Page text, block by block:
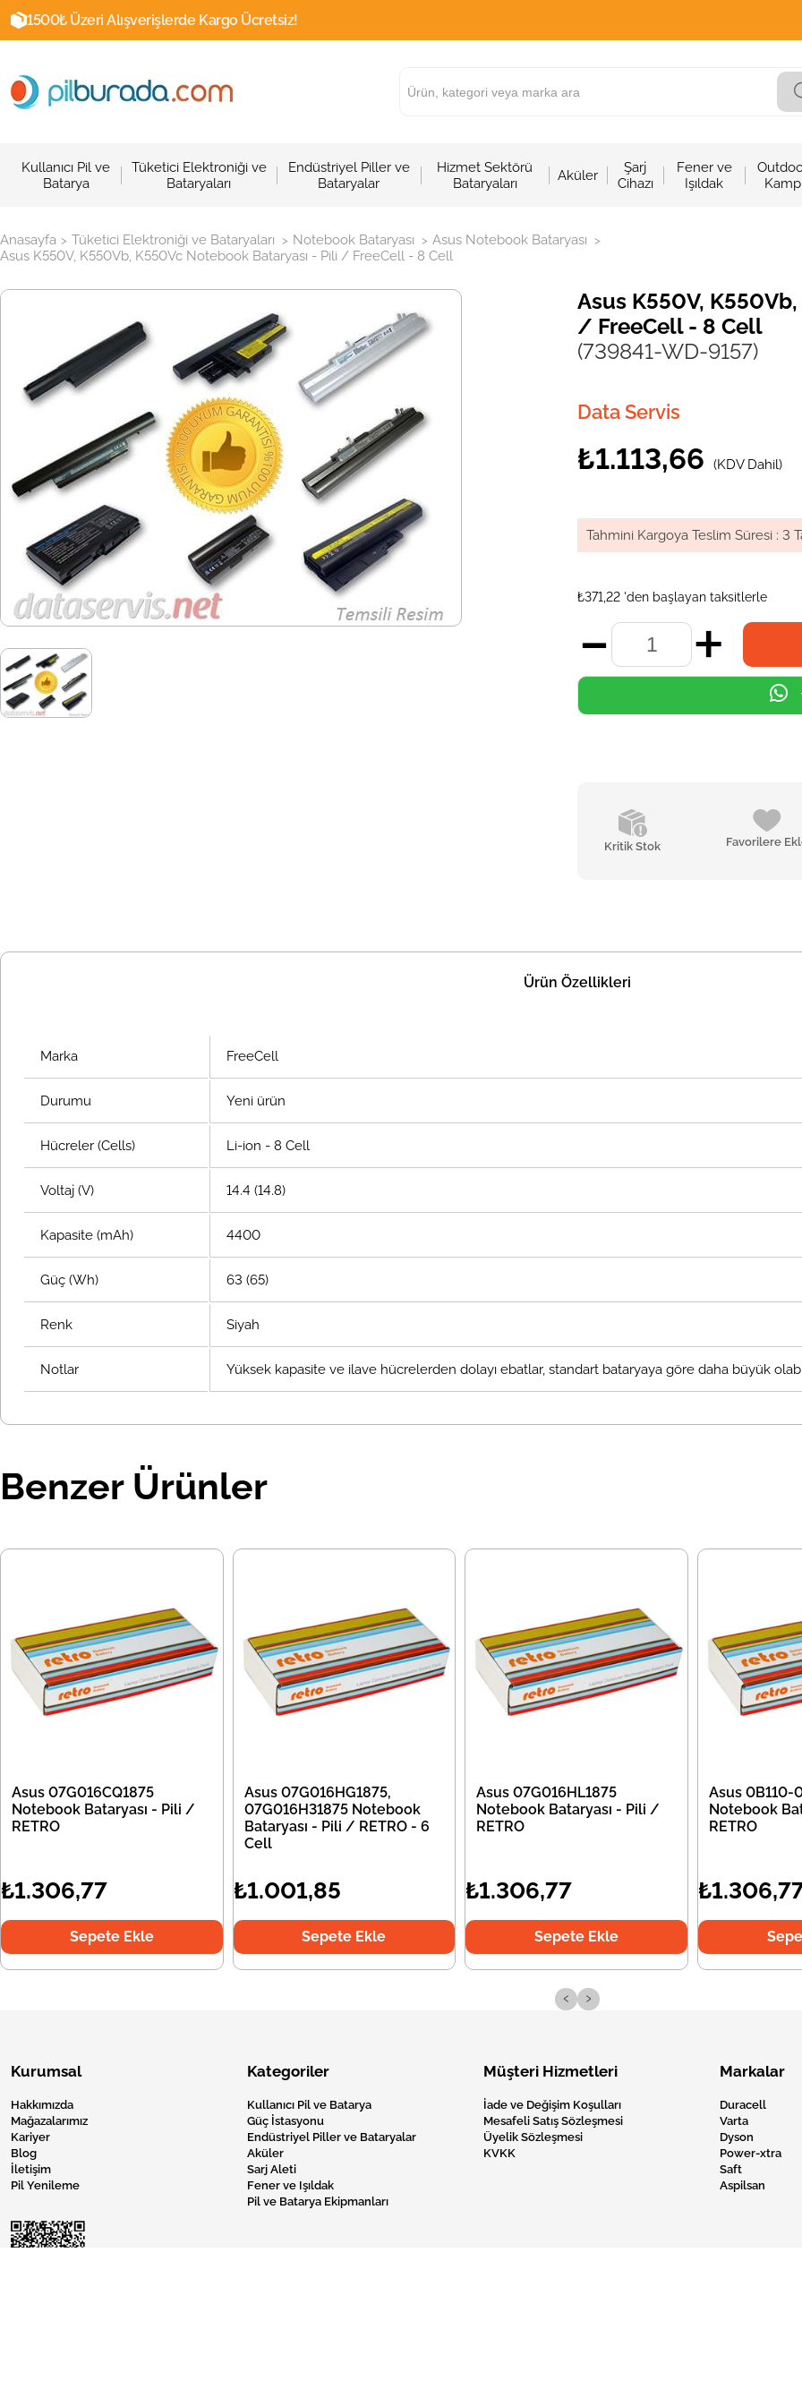
1500₺ Üzeri Alışverişlerde Kargo Ücretsiz!
Kullanıcı Pil ve
Batarya
Tüketici Elektroniği ve
Bataryaları
Endüstriyel Piller ve
Bataryalar
Hizmet Sektörü
Bataryaları
Aküler
Şarj
Cihazı
Fener ve
Işıldak
Kamp
Anasayfa > Tüketici Elektroniği ve Bataryaları > Notebook Bataryası > Asus Notebook Bataryası >
Asus K550V, K550Vb, K550Vc Notebook Bataryası - Pili / FreeCell - 8 Cell
Asus K550V,
/ FreeCell - 8 Cell
(739841-WD-9157)
Data Servis
₺1.113,66 (KDV Dahil)
Tahmini Kargoya Teslim Süresi : 3
₺371,22 'den başlayan taksitlerle
Kritik Stok Favorilere
Ürün Özellikleri
Marka FreeCell
Durumu Yeni ürün
Hücreler (Cells) Li-ion - 8 Cell
Voltaj (V) 14.4 (14.8)
Kapasite (mAh) 4400
Güç (Wh) 63 (65)
Renk Siyah
Notlar Yüksek kapasite ve ilave hücrelerden dolayı ebatlar, standart bataryaya göre daha büyük
Benzer Ürünler
Asus 07G016CQ1875
Notebook Bataryası - Pili /
RETRO
₺1.306,77
Sepete Ekle
Asus 07G016HG1875,
07G016H31875 Notebook
Bataryası - Pili / RETRO - 6
Cell
₺1.001,85
Sepete Ekle
Asus 07G016HL1875
Notebook Bataryası - Pili /
RETRO
₺1.306,77
Sepete Ekle
Asus
Notebook
RETRO
‹ ›
Kurumsal
Hakkımızda
Mağazalarımız
Kariyer
Blog
İletişim
Pil Yenileme
Kategoriler
Kullanıcı Pil ve Batarya
Güç İstasyonu
Endüstriyel Piller ve Bataryalar
Aküler
Sarj Aleti
Fener ve Işıldak
Pil ve Batarya Ekipmanları
Müşteri Hizmetleri
İade ve Değişim Koşulları
Mesafeli Satış Sözleşmesi
Üyelik Sözleşmesi
KVKK
Markalar
Duracell
Varta
Dyson
Power-xtra
Saft
Aspilsan